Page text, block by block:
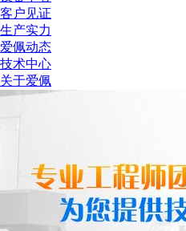
客户见证
生产实力
爱佩动态
技术中心
关于爱佩